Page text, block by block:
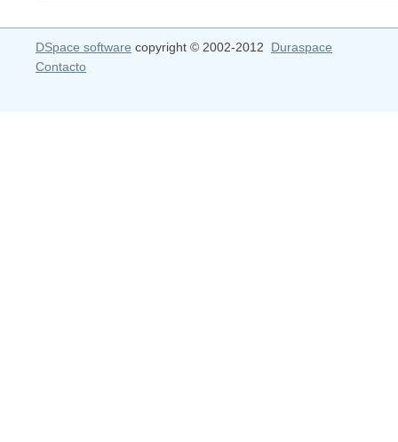
DSpace software copyright © 2002-2012 Duraspace
Contacto